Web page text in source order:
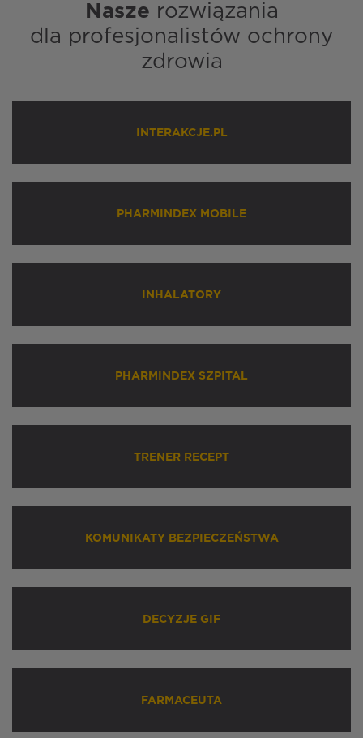
Nasze rozwiązania
dla profesjonalistów ochrony
zdrowia
INTERAKCJE.PL
PHARMINDEX MOBILE
INHALATORY
PHARMINDEX SZPITAL
TRENER RECEPT
KOMUNIKATY BEZPIECZEŃSTWA
DECYZJE GIF
FARMACEUTA